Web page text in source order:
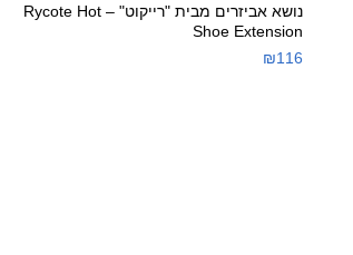
נושא אביזרים מבית "רייקוט" – Rycote Hot
Shoe Extension
₪116